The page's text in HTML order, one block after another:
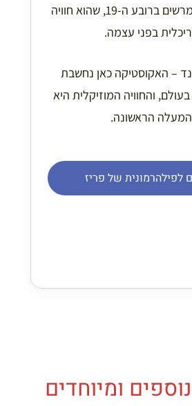
מבנה מודרני ומרשים ברובע ה-19, שהוא חוויה
בפני עצמה.
– האקוסטיקה כאן נחשבת
והחוויה המוזיקלית היא
הראשונה.
לפילהרמונית של פריז
ומיוחדים